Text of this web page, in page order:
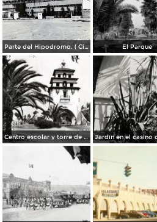
Parte del Hipodromo. ( Circulada el 12 de Julio de 1922 ). El Parque
Centro escolar y torre de Agua Caliente